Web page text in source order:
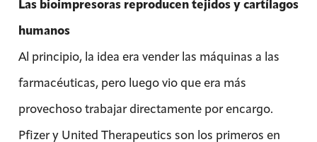
Las bioimpresoras reproducen tejidos y cartílagos
humanos
Al principio, la idea era vender las máquinas a las
farmacéuticas, pero luego vio que era más
provechoso trabajar directamente por encargo.
Pfizer y United Therapeutics son los primeros en